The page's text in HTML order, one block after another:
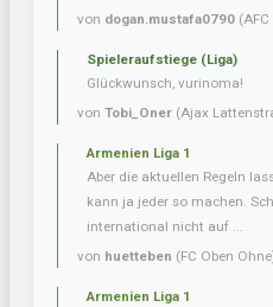
von dogan.mustafa0790 (AFC
Spieleraufstiege (Liga)
Glückwunsch, vurinoma!
von Tobi_Oner (Ajax
Armenien Liga 1
Aber die aktuellen Regeln
kann ja jeder so machen.
international nicht auf ...
von huetteben (FC Oben
Armenien Liga 1